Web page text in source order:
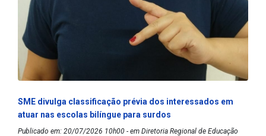
SME divulga classificação prévia dos interessados em
atuar nas escolas bilíngue para surdos
Publicado em: 20/07/2026 10h00 - em Diretoria Regional de Educação